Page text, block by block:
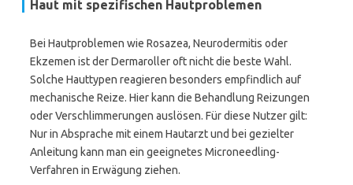
Haut mit spezifischen Hautproblemen
Bei Hautproblemen wie Rosazea, Neurodermitis oder
Ekzemen ist der Dermaroller oft nicht die beste Wahl.
Solche Hauttypen reagieren besonders empfindlich auf
mechanische Reize. Hier kann die Behandlung Reizungen
oder Verschlimmerungen auslösen. Für diese Nutzer gilt:
Nur in Absprache mit einem Hautarzt und bei gezielter
Anleitung kann man ein geeignetes Microneedling-
Verfahren in Erwägung ziehen.